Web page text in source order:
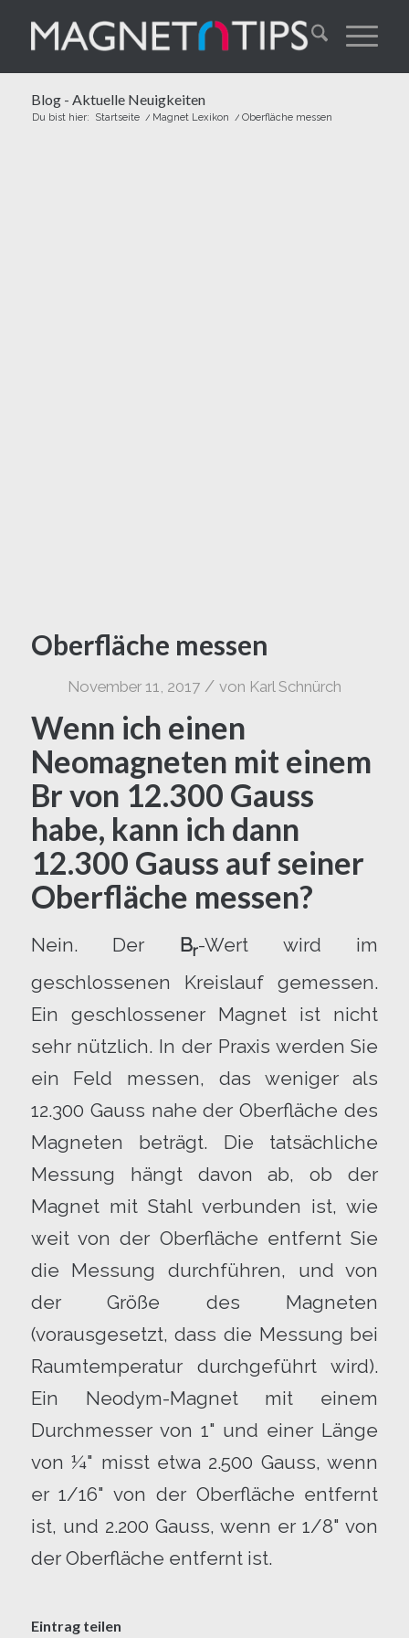
Blog - Aktuelle Neuigkeiten
Du bist hier: Startseite / Magnet Lexikon / Oberfläche messen
Oberfläche messen
November 11, 2017 / von Karl Schnürch
Wenn ich einen
Neomagneten mit einem
Br von 12.300 Gauss
habe, kann ich dann
12.300 Gauss auf seiner
Oberfläche messen?
Nein. Der Br-Wert wird im
geschlossenen Kreislauf gemessen.
Ein geschlossener Magnet ist nicht
sehr nützlich. In der Praxis werden Sie
ein Feld messen, das weniger als
12.300 Gauss nahe der Oberfläche des
Magneten beträgt. Die tatsächliche
Messung hängt davon ab, ob der
Magnet mit Stahl verbunden ist, wie
weit von der Oberfläche entfernt Sie
die Messung durchführen, und von
der Größe des Magneten
(vorausgesetzt, dass die Messung bei
Raumtemperatur durchgeführt wird).
Ein Neodym-Magnet mit einem
Durchmesser von 1" und einer Länge
von ¼" misst etwa 2.500 Gauss, wenn
er 1/16" von der Oberfläche entfernt
ist, und 2.200 Gauss, wenn er 1/8" von
der Oberfläche entfernt ist.
Eintrag teilen